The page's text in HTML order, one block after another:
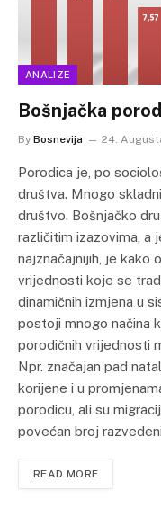
ANALIZE
Bošnjačka
By Bosnevija 24.
Porodica je, po
društva. Mnogo
društvo. Bošnjačko
različitim izazovima, a
najznačajnijih, je kako
vrijednosti koje se
dinamičnih izmjena u
postoji mnogo načina
porodičnih vrijednosti
Npr. značajan pad
korijene i u
porodicu, ali su
povećan broj
READ MORE